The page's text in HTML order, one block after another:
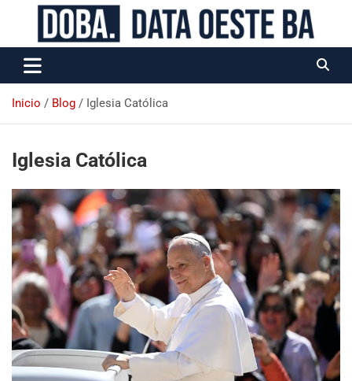
Data Oeste BA
Inicio Blog Iglesia Católica
Iglesia Católica